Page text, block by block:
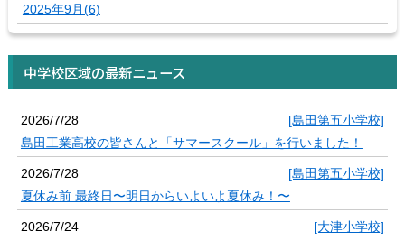
2025年9月(6)
中学校区域の最新ニュース
2026/7/28
[島田第五小学校]
島田工業高校の皆さんと「サマースクール」を行いました！
2026/7/28
[島田第五小学校]
夏休み前 最終日〜明日からいよいよ夏休み！〜
2026/7/24
[大津小学校]